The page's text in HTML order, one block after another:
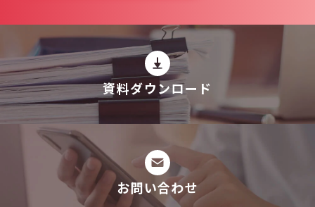
資料ダウンロード
お問い合わせ